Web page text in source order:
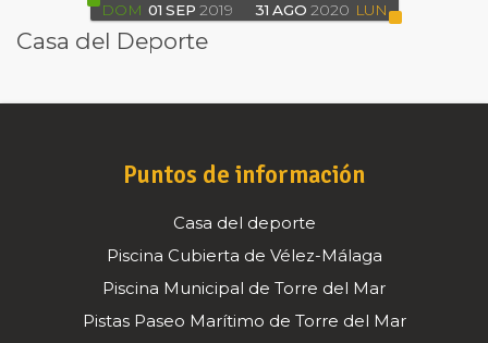
DOM 01 SEP 2019 31 AGO 2020 LUN
Casa del Deporte
Puntos de información
Casa del deporte
Piscina Cubierta de Vélez-Málaga
Piscina Municipal de Torre del Mar
Pistas Paseo Marítimo de Torre del Mar